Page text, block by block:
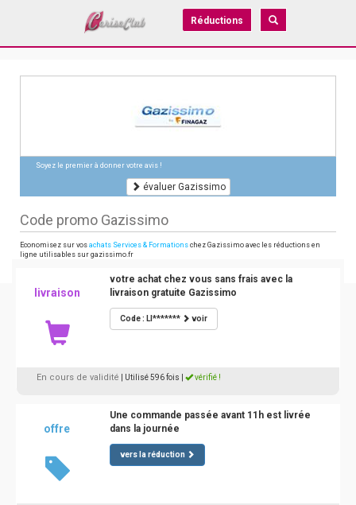
Réductions
Soyez le premier à donner votre avis !
évaluer Gazissimo
Code promo Gazissimo
Economisez sur vos achats Services & Formations chez Gazissimo avec les réductions en
ligne utilisables sur gazissimo.fr
livraison
votre achat chez vous sans frais avec la
livraison gratuite Gazissimo
Code : LI******* voir
En cours de validité | Utilisé 596 fois vérifié !
offre
Une commande passée avant 11h est livrée
dans la journée
vers la réduction